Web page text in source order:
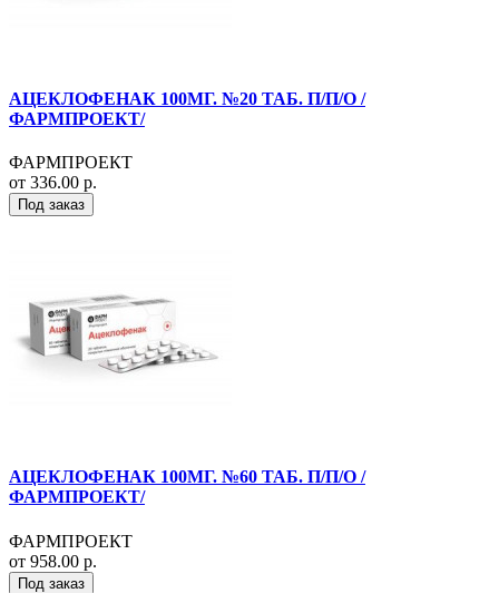
АЦЕКЛОФЕНАК 100МГ. №20 ТАБ. П/П/О /
ФАРМПРОЕКТ/
ФАРМПРОЕКТ
от 336.00 р.
Под заказ
АЦЕКЛОФЕНАК 100МГ. №60 ТАБ. П/П/О /
ФАРМПРОЕКТ/
ФАРМПРОЕКТ
от 958.00 р.
Под заказ